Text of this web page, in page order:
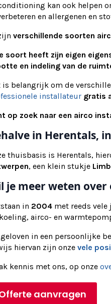
kan ook helpen
en allergenen en
verschillende soorten
soort heeft zijn eigen
en indeling van de
is belangrijk om de
installateur gratis
op zoek naar een airco
in Herentals,
thuisbasis is Herentals,
, een klein stukje
je meer weten over
in 2004 met reeds vele
airco- en
geloven in een persoonlijke
hiervan zijn onze vele
kennis met ons, op onze
aanvragen